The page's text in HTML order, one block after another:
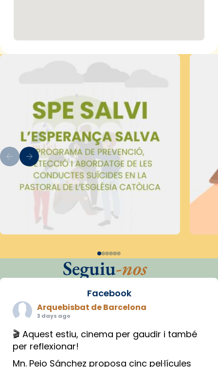
Seguiu-nos
Facebook
Arquebisbat de Barcelona
3 days ago
🎬 Aquest estiu, cinema per gaudir i també
per reflexionar!
Mn. Peio Sánchez proposa cinc pel·lícules